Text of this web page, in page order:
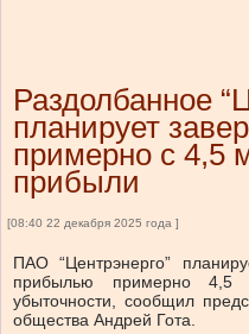
Раздолбанное
планирует
примерно с 4,5
прибыли
[08:40 22 декабря 2025 года ]
ПАО “Центрэнерго”
прибылью примерно
убыточности, сообщил
общества Андрей Гота.